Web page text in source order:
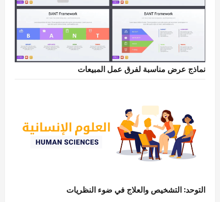
نماذج عرض مناسبة لفرق عمل المبيعات
التوحد: التشخيص والعلاج في ضوء النظريات